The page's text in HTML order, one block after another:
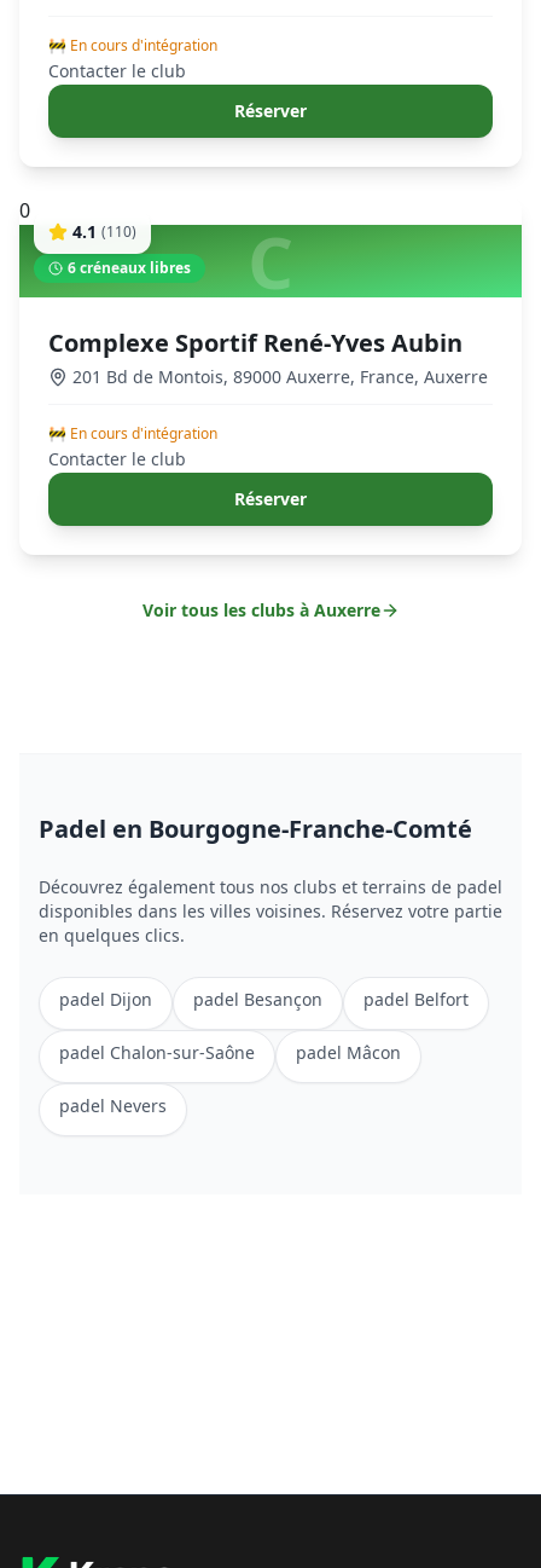
🚧 En cours d'intégration
Contacter le club
Réserver
0
C
4.1 (110)
6créneaux libres
Complexe Sportif René-Yves Aubin
201 Bd de Montois, 89000 Auxerre, France, Auxerre
🚧 En cours d'intégration
Contacter le club
Réserver
Voir tous les clubs à Auxerre
Padel en Bourgogne-Franche-Comté
Découvrez également tous nos clubs et terrains de padel
disponibles dans les villes voisines. Réservez votre partie
en quelques clics.
padel Dijon padel Besançon padel Belfort
padel Chalon-sur-Saône padel Mâcon
padel Nevers